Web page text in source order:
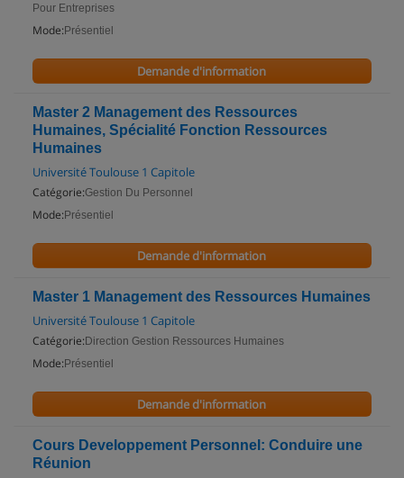
Pour Entreprises
Mode: Présentiel
Demande d'information
Master 2 Management des Ressources
Humaines, Spécialité Fonction Ressources
Humaines
Université Toulouse 1 Capitole
Catégorie:Gestion Du Personnel
Mode: Présentiel
Demande d'information
Master 1 Management des Ressources Humaines
Université Toulouse 1 Capitole
Catégorie: Direction Gestion Ressources Humaines
Mode: Présentiel
Demande d'information
Cours Developpement Personnel: Conduire une
Réunion